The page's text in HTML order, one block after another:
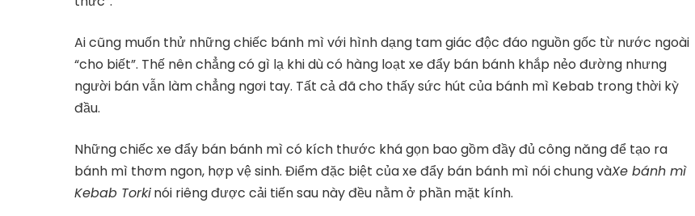
Ai cũng muốn thử những chiếc bánh mì với hình dạng tam giác độc đáo nguồn gốc từ nước ngoài
“cho biết”. Thế nên chẳng có gì lạ khi dù có hàng loạt xe đẩy bán bánh khắp nẻo đường nhưng
người bán vẫn làm chẳng ngơi tay. Tất cả đã cho thấy sức hút của bánh mì Kebab trong thời kỳ
đầu.
Những chiếc xe đẩy bán bánh mì có kích thước khá gọn bao gồm đầy đủ công năng để tạo ra
bánh mì thơm ngon, hợp vệ sinh. Điểm đặc biệt của xe đẩy bán bánh mì nói chung vàXe bánh mì
Kebab Torkinói riêng được cải tiến sau này đều nằm ở phần mặt kính.